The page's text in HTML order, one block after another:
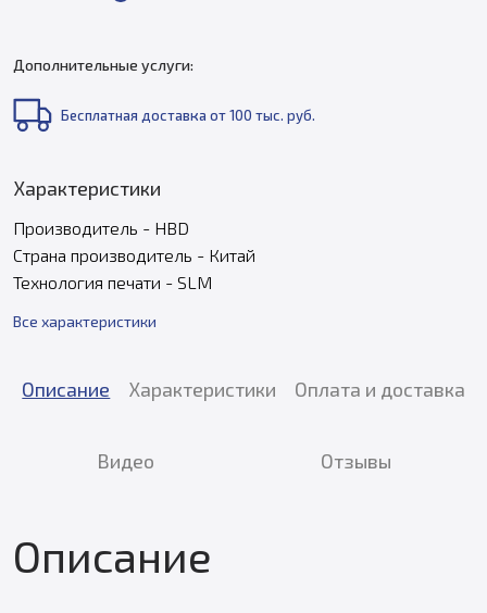
Дополнительные услуги:
Бесплатная доставка от 100 тыс. руб.
Характеристики
Производитель - HBD
Страна производитель - Китай
Технология печати - SLM
Все характеристики
Описание Характеристики Оплата и доставка
Видео Отзывы
Описание